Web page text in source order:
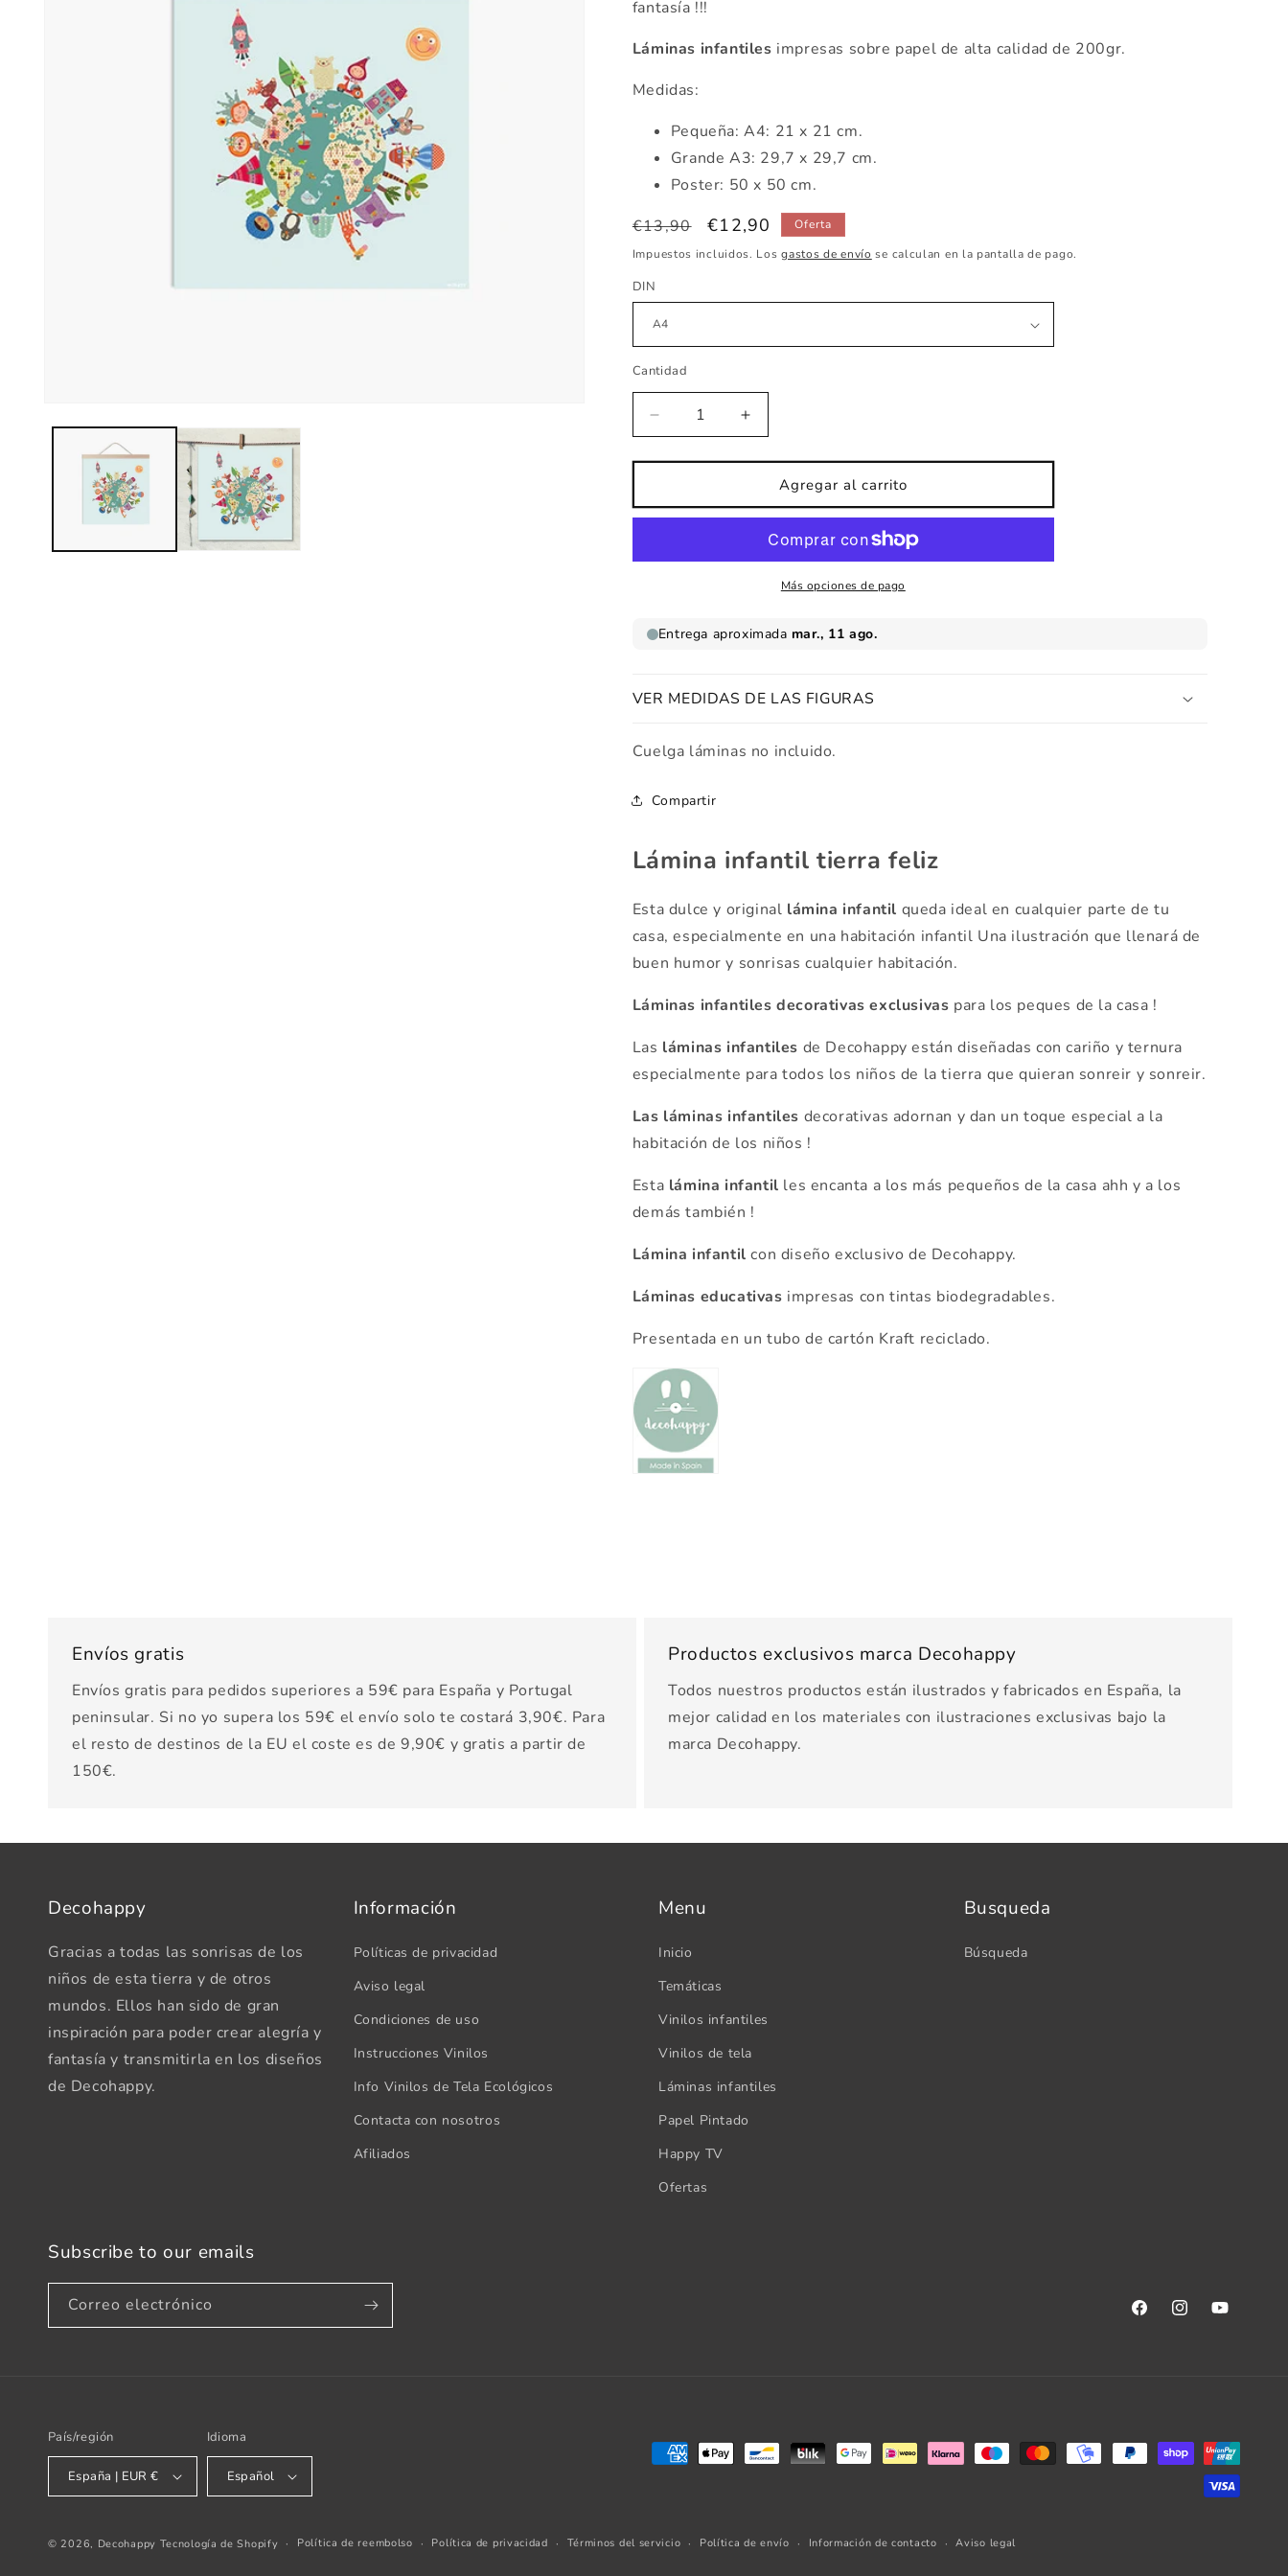
fantasía !!!
Láminas infantiles impresas sobre papel de alta calidad de 200gr.
Medidas:
Pequeña: A4: 21 x 21 cm.
Grande A3: 29,7 x 29,7 cm.
Poster: 50 x 50 cm.
Precio
habitual
€13,90
Precio
de
€12,90
Oferta
Impuestos incluidos. Losgastos de envío se calculan en la pantalla de pago.
DIN
Cantidad
Reducir
cantidad
para
infantil
Tierra
Aumentar
cantidad
para
Lámina
infantil
Tierra
feliz
Agregar al carrito
Más opciones de pago
VER MEDIDAS DE LAS FIGURAS
Cuelga láminas no incluido.
Compartir
Lámina infantil tierra feliz
Esta dulce y original lámina infantil queda ideal en cualquier parte de tu
casa, especialmente en una habitación infantil Una ilustración que llenará de
buen humor y sonrisas cualquier habitación.
Láminas infantiles decorativas exclusivas para los peques de la casa !
Las láminas infantiles de Decohappy están diseñadas con cariño y ternura
especialmente para todos los niños de la tierra que quieran sonreir y sonreir.
Las láminas infantiles decorativas adornan y dan un toque especial a la
habitación de los niños !
Esta lámina infantil les encanta a los más pequeños de la casa ahh y a los
demás también !
Lámina infantil con diseño exclusivo de Decohappy.
Láminas educativas impresas con tintas biodegradables.
Presentada en un tubo de cartón Kraft reciclado.
Envíos gratis
Envíos gratis para pedidos superiores a 59€ para España y Portugal
peninsular. Si no yo supera los 59€ el envío solo te costará 3,90€. Para
el resto de destinos de la EU el coste es de 9,90€ y gratis a partir de
150€.
Productos exclusivos marca Decohappy
Todos nuestros productos están ilustrados y fabricados en España, la
mejor calidad en los materiales con ilustraciones exclusivas bajo la
marca Decohappy.
Decohappy
Gracias a todas las sonrisas de los
niños de esta tierra y de otros
mundos. Ellos han sido de gran
inspiración para poder crear alegría y
fantasía y transmitirla en los diseños
de Decohappy.
Información
Políticas de privacidad
Aviso legal
Condiciones de uso
Instrucciones Vinilos
Info Vinilos de Tela Ecológicos
Contacta con nosotros
Afiliados
Menu
Inicio
Temáticas
Vinilos infantiles
Vinilos de tela
Láminas infantiles
Papel Pintado
Happy TV
Ofertas
Busqueda
Búsqueda
Subscribe to our emails
Correo electrónico
FacebookInstagramYouTube
País/región
España | EUR €
Idioma
Español
Formas
© 2026, Decohappy Tecnología de Shopify Política de reembolso Política de privacidad Términos del servicio Política de envío Información de contacto Aviso legal